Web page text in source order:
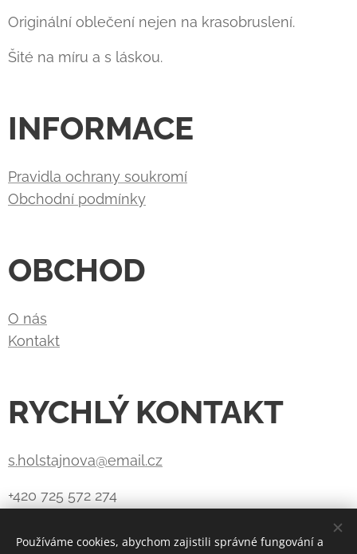
Originální oblečení nejen na krasobruslení.
Šité na míru a s láskou.
INFORMACE
Pravidla ochrany soukromí
Obchodní podmínky
OBCHOD
O nás
Kontakt
RYCHLÝ KONTAKT
s.holstajnova@email.cz
+420 725 572 274
Používáme cookies, abychom zajistili správné fungování a